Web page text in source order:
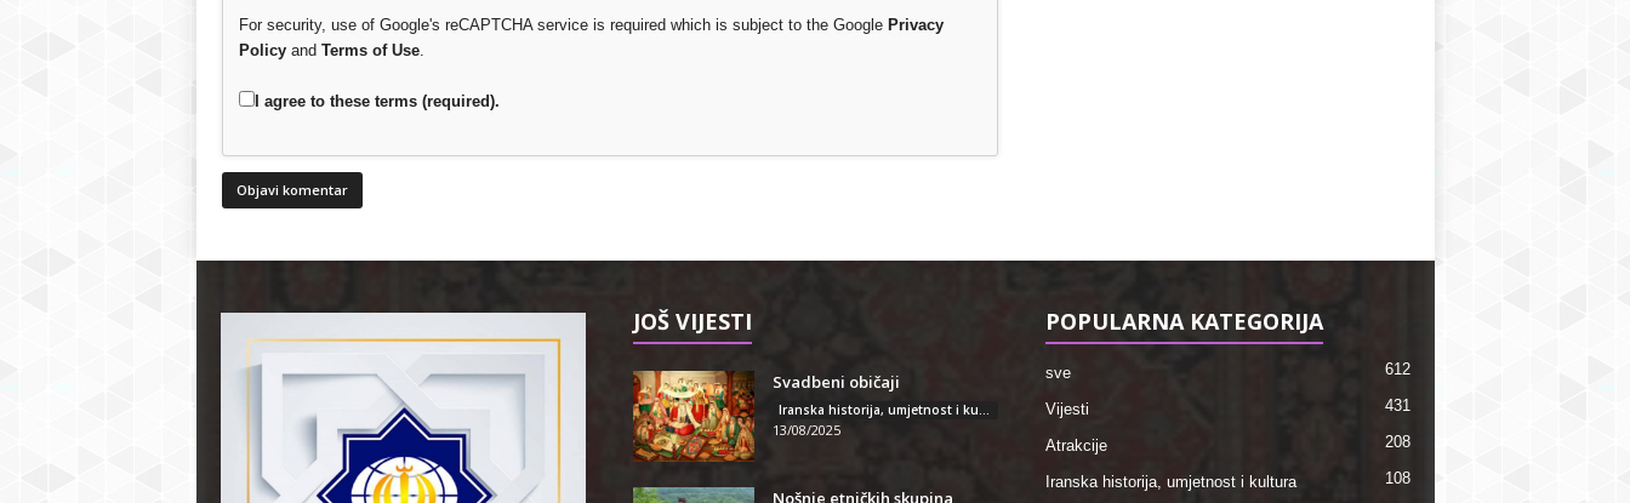
For security, use of Google's reCAPTCHA service is required which is subject to the Google Privacy
Policyand Terms of Use.
I agree to these terms (required).
JOŠ VIJESTI
Svadbeni običaji
Iranska historija, umjetnost i kultura
13/08/2025
Nošnje etničkih skupina
POPULARNA KATEGORIJA
sve 612
Vijesti 431
Atrakcije 208
Iranska historija, umjetnost i kultura 108